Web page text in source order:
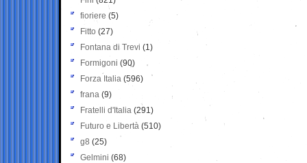
fioriere (5)
Fitto (27)
Fontana di Trevi (1)
Formigoni (90)
Forza Italia (596)
frana (9)
Fratelli d'Italia (291)
Futuro e Libertà (510)
g8 (25)
Gelmini (68)